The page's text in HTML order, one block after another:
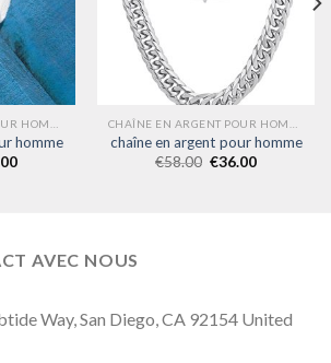
homme
chaîne en argent pour homme
€58.00 €36.00
AVEC NOUS
Way, San Diego, CA 92154 United